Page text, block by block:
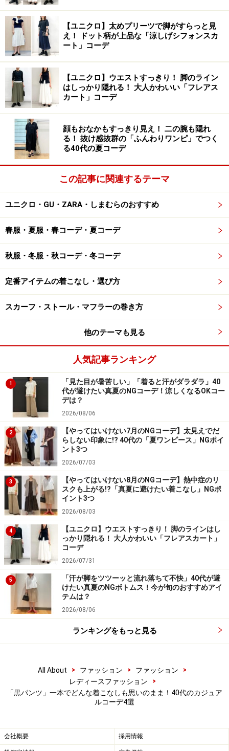
写真は半袖のTシャツにフェイクファーのベストを羽織
った、この時期だからこそ楽しめるコーディネート。存
在感のあるファーベストを、シンプルでラフな抜け感の
あるゆったりTシャツと組み合わせ、さらにボトムスに
ベーシックな黒パンツを合わせることで大人っぽく馴染
ませています。季節感を取り入れながら異素材をミック
スした、おしゃれ感のある着こなしです。
3. とろみ素材の黒パンツはカジュアルもき
れいめもOK
とろみ素材の黒パンツはフェミニンにもカジュアルにも着ら
れて便利 出典：WEAR
パンツは、フェミニンにもカジュアルにも着られるとこ
ろが一押しポイント。ベージュのライトアウターやグレ
ーのトップスなど、ベーシックな色同士でも無難になら
ず、上品にまとまるのが嬉しいですよね。
インが出にくいのも◎。普段スカート派の人や、パンツ
でもあまり辛口でないコーディネートが好み、という人
にもおすすめです。
4. 甘めカットソー＆差し色バッグで旬コー
デ
ふんわりした甘めデザインのブラウスと辛口な黒パンツは相
性抜群 出典：WEAR
フェミニンなトップスとシンプルで辛口な黒パンツは相
性抜群。さらにビビッドなグリーンのバッグも差し色に
なっていて、旬のミックスカジュアルコーデに。
黒のサテンストレートパンツは、辛口さもありながらど
【ユニクロ】太めプリーツで脚がすらっと見
え！ ドット柄が上品な「涼しげシフォンスカ
ート」コーデ
【ユニクロ】ウエストすっきり！ 脚のライン
はしっかり隠れる！ 大人かわいい「フレアス
カート」コーデ
顔もおなかもすっきり見え！ 二の腕も隠れ
る！ 抜け感抜群の「ふんわりワンピ」でつく
る40代の夏コーデ
この記事に関連するテーマ
ユニクロ・GU・ZARA・しまむらのおすすめ
春服・夏服・春コーデ・夏コーデ
秋服・冬服・秋コーデ・冬コーデ
定番アイテムの着こなし・選び方
スカーフ・ストール・マフラーの巻き方
他のテーマも見る
人気記事ランキング
1
「見た目が暑苦しい」「着ると汗がダラダラ」40
代が避けたい真夏のNGコーデ！涼しくなるOKコー
デは？
2026/08/06
2
【やってはいけない7月のNGコーデ】太見えでだ
らしない印象に!? 40代の「夏ワンピース」NGポイ
ント3つ
2026/07/03
3
【やってはいけない8月のNGコーデ】熱中症のリ
スクも上がる!?「真夏に避けたい着こなし」NGポ
イント3つ
2026/08/03
4
【ユニクロ】ウエストすっきり！ 脚のラインはし
っかり隠れる！ 大人かわいい「フレアスカート」
コーデ
2026/07/31
5
「汗が脚をツツーッと流れ落ちて不快」40代が避
けたい真夏のNGボトムス！今が旬のおすすめアイ
テムは？
2026/08/06
ランキングをもっと見る
All About > ファッション > ファッション
>
レディースファッション
>
「黒パンツ」一本でどんな着こなしも思いのまま！40代のカジュア
ルコーデ4選
会社概要 採用情報